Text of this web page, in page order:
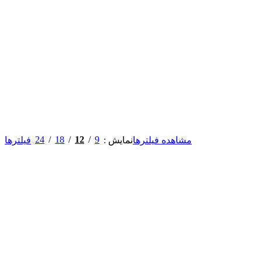
مشاهده فیلترهانمایش 9
12
18
24 فیلترها